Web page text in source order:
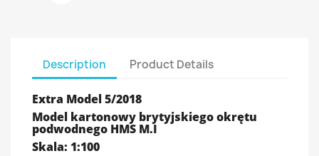
Description Product Details
Extra Model 5/2018
Model kartonowy brytyjskiego okrętu
podwodnego HMS M.I
Skala: 1:100